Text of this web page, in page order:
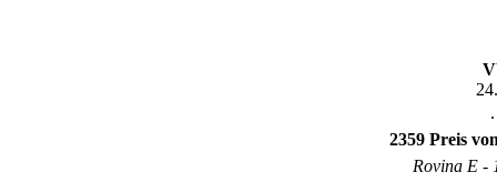
2359 Preis
Rovina E -